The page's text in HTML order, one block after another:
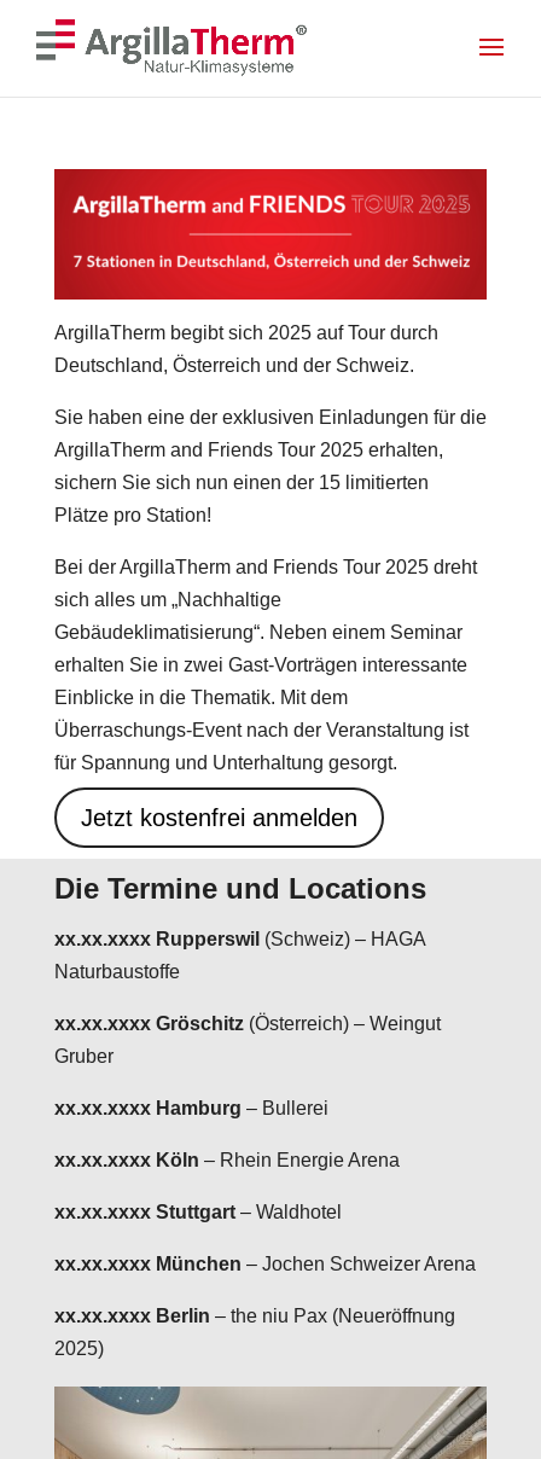
Skip To Content
<! --- Mobile Menu --- > <! --- Ende Mobile Menu --- >
ArgillaTherm begibt sich 2025 auf Tour durch
Deutschland, Österreich und der Schweiz.
Sie haben eine der exklusiven Einladungen für die
ArgillaTherm and Friends Tour 2025 erhalten,
sichern Sie sich nun einen der 15 limitierten
Plätze pro Station!
Bei der ArgillaTherm and Friends Tour 2025 dreht
sich alles um „Nachhaltige
Gebäudeklimatisierung“. Neben einem Seminar
erhalten Sie in zwei Gast-Vorträgen interessante
Einblicke in die Thematik. Mit dem
Überraschungs-Event nach der Veranstaltung ist
für Spannung und Unterhaltung gesorgt.
Jetzt kostenfrei anmelden
Die Termine und Locations
xx.xx.xxxx Rupperswil (Schweiz) – HAGA
Naturbaustoffe
xx.xx.xxxx Gröschitz(Österreich) – Weingut
Gruber
xx.xx.xxxx Hamburg – Bullerei
xx.xx.xxxx Köln – Rhein Energie Arena
xx.xx.xxxx Stuttgart– Waldhotel
xx.xx.xxxx München – Jochen Schweizer Arena
xx.xx.xxxx Berlin – the niu Pax (Neueröffnung
2025)